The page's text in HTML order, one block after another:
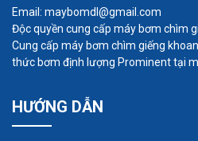
Tuân thủ các tiêu
động, an toàn sức
môi trường độc hại
Lưu lượng bơm lớn,
Email: maybomdl@gmail.com
Độc quyền cung cấp máy bơm chìm
Cung cấp máy bơm chìm giếng
thức bơm định lượng Prominent tại
HƯỚNG DẪN